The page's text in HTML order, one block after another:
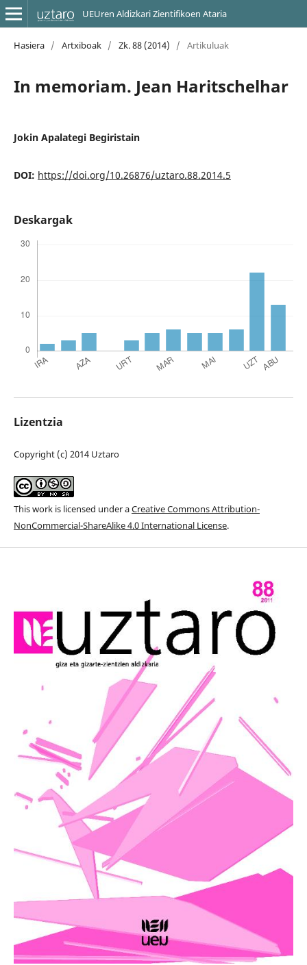
UEUren Aldizkari Zientifikoen Ataria
Hasiera / Artxiboak / Zk. 88 (2014) / Artikuluak
In memoriam. Jean Haritschelhar
Jokin Apalategi Begiristain
DOI: https://doi.org/10.26876/uztaro.88.2014.5
Deskargak
Lizentzia
Copyright (c) 2014 Uztaro
This work is licensed under aCreative Commons Attribution-
NonCommercial-ShareAlike 4.0 International License.